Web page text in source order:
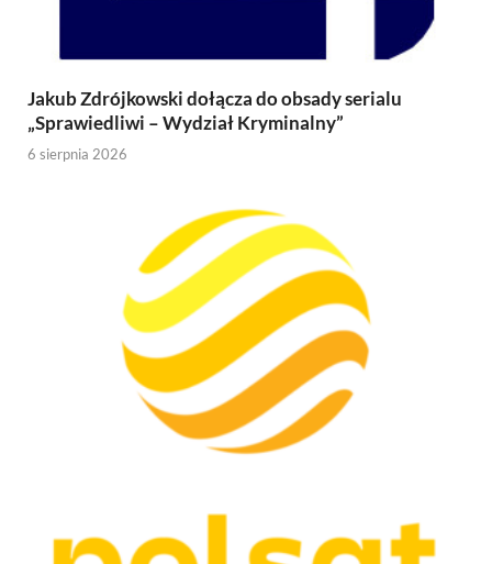
Jakub Zdrójkowski dołącza do obsady serialu
„Sprawiedliwi – Wydział Kryminalny”
6 sierpnia 2026